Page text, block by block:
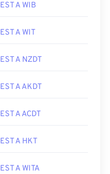
EST A WIB
EST A WIT
EST A NZDT
EST A AKDT
EST A ACDT
EST A HKT
EST A WITA